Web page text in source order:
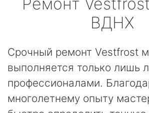
ВДНХ
Срочный ремонт Vestfrost
выполняется только лишь
профессионалами.
многолетнему опыту